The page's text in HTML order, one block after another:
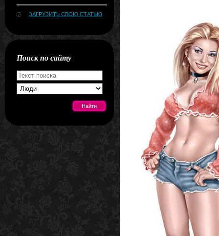
ЗАГРУЗИТЬ СВОЮ СТАТЬЮ
Поиск по сайту